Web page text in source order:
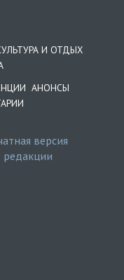
И ОТДЫХ
АНОНСЫ
версия